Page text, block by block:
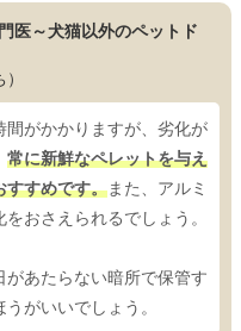
医～犬猫以外のペットド
がかかりますが、劣化が
常に新鮮なペレットを与え
すすめです。また、アルミ
おさえられるでしょう。
あたらない暗所で保管す
がいいでしょう。